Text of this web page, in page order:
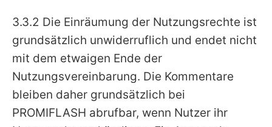
3.3.2 Die Einräumung der Nutzungsrechte ist
grundsätzlich unwiderruflich und endet nicht
mit dem etwaigen Ende der
Nutzungsvereinbarung. Die Kommentare
bleiben daher grundsätzlich bei
PROMIFLASH abrufbar, wenn Nutzer ihr